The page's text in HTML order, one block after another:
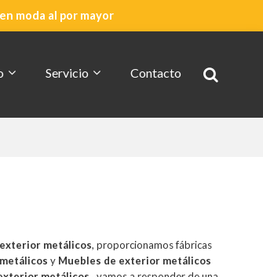
moda al por mayor
Servicio Contacto
metálicos, proporcionamos fábricas
y Muebles de exterior metálicos